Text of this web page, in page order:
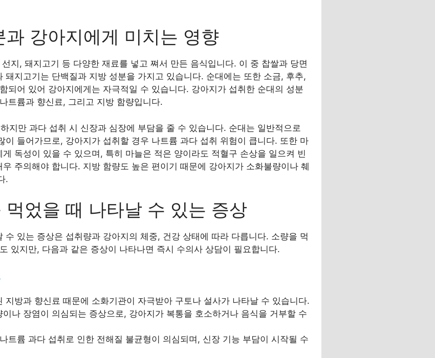
과 강아지에게 미치는 영향
지, 돼지고기 등 다양한 재료를 넣고 쪄서 만든 음식입니다. 이 중 찹쌀과 당면
돼지고기는 단백질과 지방 성분을 가지고 있습니다. 순대에는 또한 소금, 후추,
되어 있어 강아지에게는 자극적일 수 있습니다. 강아지가 섭취한 순대의 성분
트륨과 향신료, 그리고 지방 함량입니다.
지만 과다 섭취 시 신장과 심장에 부담을 줄 수 있습니다. 순대는 일반적으로
이 들어가므로, 강아지가 섭취할 경우 나트륨 과다 섭취 위험이 큽니다. 또한 마
독성이 있을 수 있으며, 특히 마늘은 적은 양이라도 적혈구 손상을 일으켜 빈
주의해야 합니다. 지방 함량도 높은 편이기 때문에 강아지가 소화불량이나 췌
.
먹었을 때 나타날 수 있는 증상
수 있는 증상은 섭취량과 강아지의 체중, 건강 상태에 따라 다릅니다. 소량을 먹
있지만, 다음과 같은 증상이 나타나면 즉시 수의사 상담이 필요합니다.
지방과 향신료 때문에 소화기관이 자극받아 구토나 설사가 나타날 수 있습니다.
나 장염이 의심되는 증상으로, 강아지가 복통을 호소하거나 음식을 거부할 수
트륨 과다 섭취로 인한 전해질 불균형이 의심되며, 신장 기능 부담이 시작될 수